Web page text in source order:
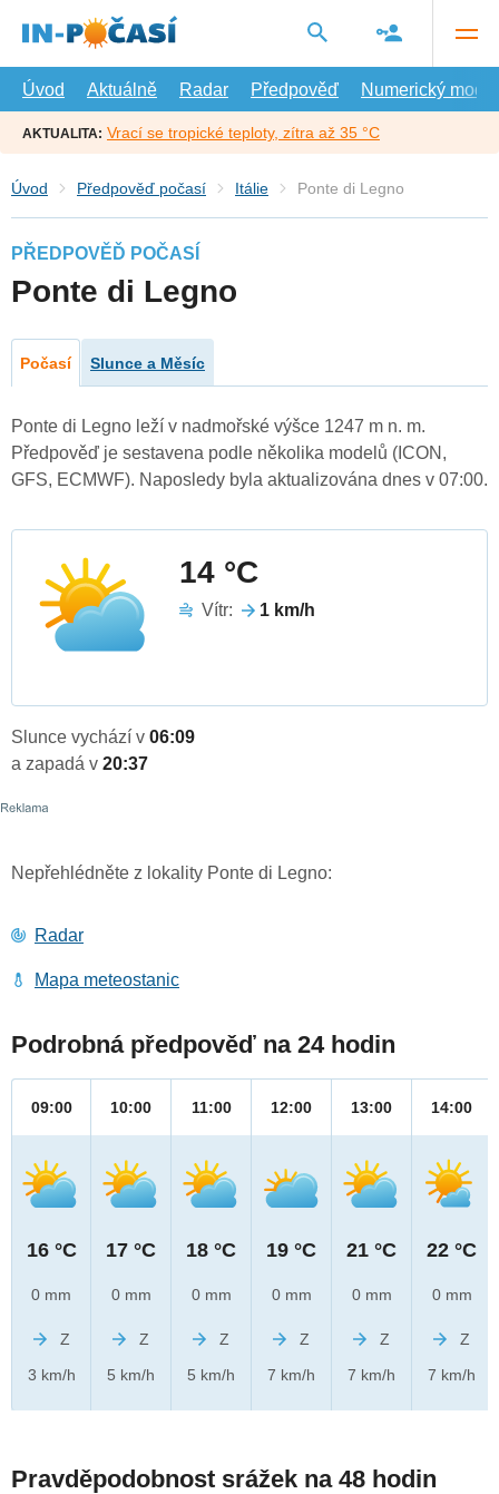
hlavní
Úvod
Aktuálně Radar Předpověď Numerický model
AKTUALITA: Vrací se tropické teploty, zítra až 35 °C
Úvod Předpověď počasí Itálie Ponte di Legno
PŘEDPOVĚĎ POČASÍ
Ponte di Legno
Počasí Slunce a Měsíc
Ponte di Legno leží v nadmořské výšce 1247 m n. m.
Předpověď je sestavena podle několika modelů (ICON,
GFS, ECMWF). Naposledy byla aktualizována dnes v 07:00.
14 °C
Vítr: 1 km/h
Slunce vychází v 06:09
a zapadá v 20:37
Nepřehlédněte z lokality Ponte di Legno:
Radar
Mapa meteostanic
Podrobná předpověď na 24 hodin
09:00
16 °C
0 mm
Z
3 km/h
10:00
17 °C
0 mm
Z
5 km/h
11:00
18 °C
0 mm
Z
5 km/h
12:00
19 °C
0 mm
Z
7 km/h
13:00
21 °C
0 mm
Z
7 km/h
14:00
22 °C
0 mm
Z
7 km/h
Pravděpodobnost srážek na 48 hodin